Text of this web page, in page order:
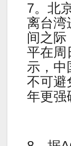
7。北
离台湾
间之际
平在周
示，中
不可避
年更强